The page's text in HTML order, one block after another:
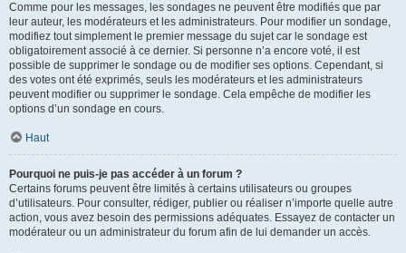
Comme pour les messages, les sondages ne peuvent être modifiés que par
leur auteur, les modérateurs et les administrateurs. Pour modifier un sondage,
modifiez tout simplement le premier message du sujet car le sondage est
obligatoirement associé à ce dernier. Si personne n’a encore voté, il est
possible de supprimer le sondage ou de modifier ses options. Cependant, si
des votes ont été exprimés, seuls les modérateurs et les administrateurs
peuvent modifier ou supprimer le sondage. Cela empêche de modifier les
options d’un sondage en cours.
Haut
Pourquoi ne puis-je pas accéder à un forum ?
Certains forums peuvent être limités à certains utilisateurs ou groupes
d’utilisateurs. Pour consulter, rédiger, publier ou réaliser n’importe quelle autre
action, vous avez besoin des permissions adéquates. Essayez de contacter un
modérateur ou un administrateur du forum afin de lui demander un accès.